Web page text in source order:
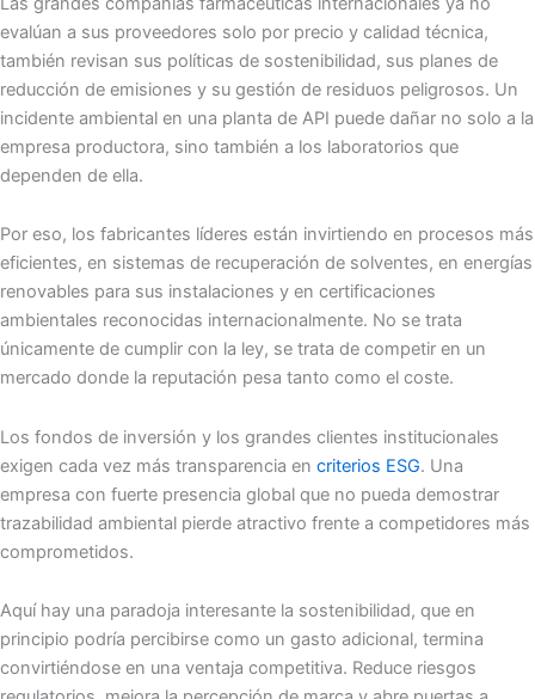
evalúan a sus proveedores solo por precio y calidad técnica,
también revisan sus políticas de sostenibilidad, sus planes de
reducción de emisiones y su gestión de residuos peligrosos. Un
incidente ambiental en una planta de API puede dañar no solo a la
empresa productora, sino también a los laboratorios que
dependen de ella.
Por eso, los fabricantes líderes están invirtiendo en procesos más
eficientes, en sistemas de recuperación de solventes, en energías
renovables para sus instalaciones y en certificaciones
ambientales reconocidas internacionalmente. No se trata
únicamente de cumplir con la ley, se trata de competir en un
mercado donde la reputación pesa tanto como el coste.
Los fondos de inversión y los grandes clientes institucionales
exigen cada vez más transparencia en criterios ESG. Una
empresa con fuerte presencia global que no pueda demostrar
trazabilidad ambiental pierde atractivo frente a competidores más
comprometidos.
Aquí hay una paradoja interesante la sostenibilidad, que en
principio podría percibirse como un gasto adicional, termina
convirtiéndose en una ventaja competitiva. Reduce riesgos